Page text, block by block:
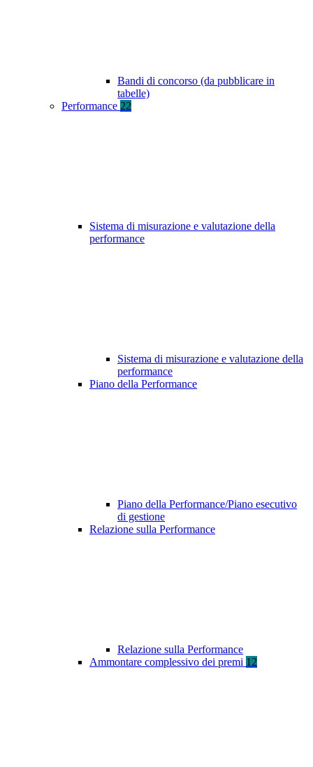
Bandi di concorso (da pubblicare in
tabelle)
Performance 22
Sistema di misurazione e valutazione della
performance
Sistema di misurazione e valutazione della
performance
Piano della Performance
Piano della Performance/Piano esecutivo
di gestione
Relazione sulla Performance
Relazione sulla Performance
Ammontare complessivo dei premi 12